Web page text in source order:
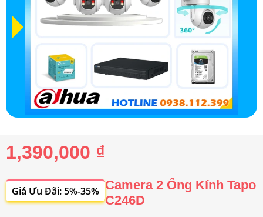
1,390,000 ₫
Giá Ưu Đãi: 5%-35% Camera 2 Ống Kính Tapo
C246D